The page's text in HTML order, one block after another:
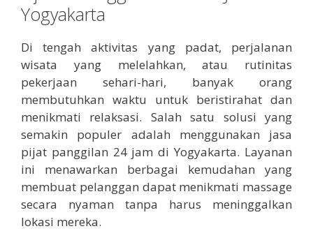
Yogyakarta
Di tengah aktivitas yang padat, perjalanan
wisata yang melelahkan, atau rutinitas
pekerjaan sehari-hari, banyak orang
membutuhkan waktu untuk beristirahat dan
menikmati relaksasi. Salah satu solusi yang
semakin populer adalah menggunakan jasa
pijat panggilan 24 jam di Yogyakarta. Layanan
ini menawarkan berbagai kemudahan yang
membuat pelanggan dapat menikmati massage
secara nyaman tanpa harus meninggalkan
lokasi mereka.